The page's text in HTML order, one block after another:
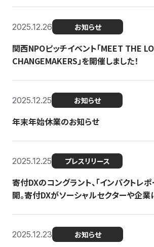
2025.12.26 お知らせ
関西NPOピッチイベント「MEET THE
CHANGEMAKERS」を開催しました！
2025.12.25 お知らせ
年末年始休業のお知らせ
2025.12.25 プレスリリース
寄付DXのコングラント、「インパクトレ
開。寄付DXがソーシャルセクターや企業
2025.12.23 お知らせ